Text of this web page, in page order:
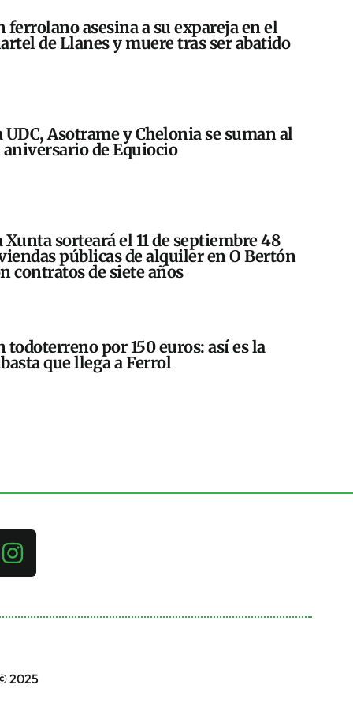
ferrolano asesina a su expareja en el
de Llanes y muere tras ser abatido
UDC, Asotrame y Chelonia se suman al
aniversario de Equiocio
Xunta sorteará el 11 de septiembre 48
públicas de alquiler en O Bertón
contratos de siete años
todoterreno por 150 euros: así es la
que llega a Ferrol
2025